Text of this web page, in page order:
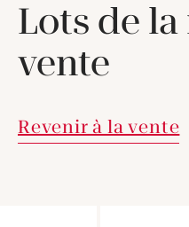
Lots de la
vente
Revenir à la vente